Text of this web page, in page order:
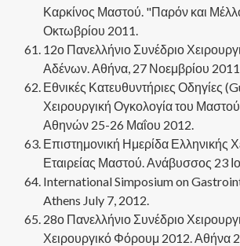
Καρκίνος Μαστού. "Παρόν και
Οκτωβρίου 2011.
12ο Πανελλήνιο Συνέδριο
Αδένων. Αθήνα, 27 Νοεμβρίου 2011.
Εθνικές Κατευθυντήριες Οδηγίες
Χειρουργική Ογκολογία του
Αθηνών 25-26 Μαΐου 2012.
Επιστημονική Ημερίδα Ελληνικής
Εταιρείας Μαστού. Ανάβυσσος 23
International Simposium on
Athens July 7, 2012.
28ο Πανελλήνιο Συνέδριο
Χειρουργικό Φόρουμ 2012. Αθήνα